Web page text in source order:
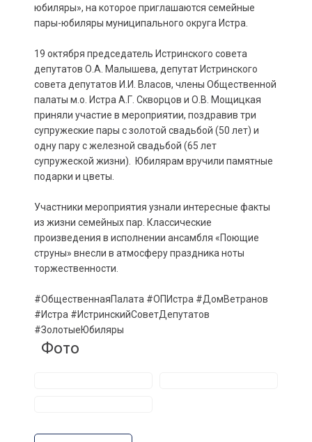
юбиляры», на которое приглашаются семейные
пары-юбиляры муниципального округа Истра.
19 октября председатель Истринского совета
депутатов О.А. Малышева, депутат Истринского
совета депутатов И.И. Власов, члены Общественной
палаты м.о. Истра А.Г. Скворцов и О.В. Мощицкая
приняли участие в мероприятии, поздравив три
супружеские пары с золотой свадьбой (50 лет) и
одну пару с железной свадьбой (65 лет
супружеской жизни). Юбилярам вручили памятные
подарки и цветы.
Участники мероприятия узнали интересные факты
из жизни семейных пар. Классические
произведения в исполнении ансамбля «Поющие
струны» внесли в атмосферу праздника ноты
торжественности.
#ОбщественнаяПалата #ОПИстра #ДомВетранов
#Истра #ИстринскийСоветДепутатов
#ЗолотыеЮбиляры
Фото